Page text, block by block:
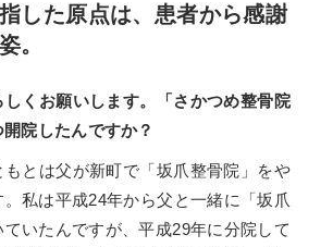
した原点は、患者から感謝
。
くお願いします。「さかつめ整骨院
院したんですか？
もとは父が新町で「坂爪整骨院」をや
。私は平成24年から父と一緒に「坂爪
いたんですが、平成29年に分院して